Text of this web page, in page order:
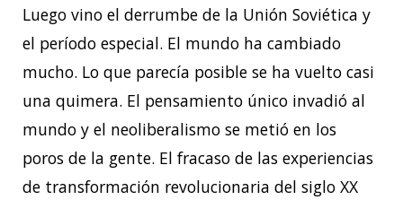
Luego vino el derrumbe de la Unión Soviética y
el período especial. El mundo ha cambiado
mucho. Lo que parecía posible se ha vuelto casi
una quimera. El pensamiento único invadió al
mundo y el neoliberalismo se metió en los
poros de la gente. El fracaso de las experiencias
de transformación revolucionaria del siglo XX